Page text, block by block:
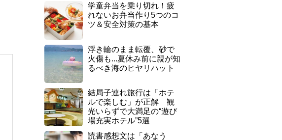
学童弁当を乗り切れ！疲
れないお弁当作り5つのコ
ツ＆安全対策の基本
浮き輪のまま転覆、砂で
火傷も...夏休み前に親が知
るべき海のヒヤリハット
結局子連れ旅行は「ホテ
ルで楽しむ」が正解 観
光いらずで大満足の“遊び
場充実ホテル”5選
読書感想文は「あなう